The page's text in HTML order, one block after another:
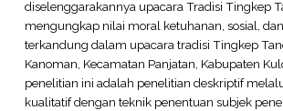
diselenggarakannya upacara Tradisi Tingkep
mengungkap nilai moral ketuhanan, sosial,
terkandung dalam upacara tradisi Tingkep
Kanoman, Kecamatan Panjatan, Kabupaten
penelitian ini adalah penelitian deskriptif
kualitatif dengan teknik penentuan subjek